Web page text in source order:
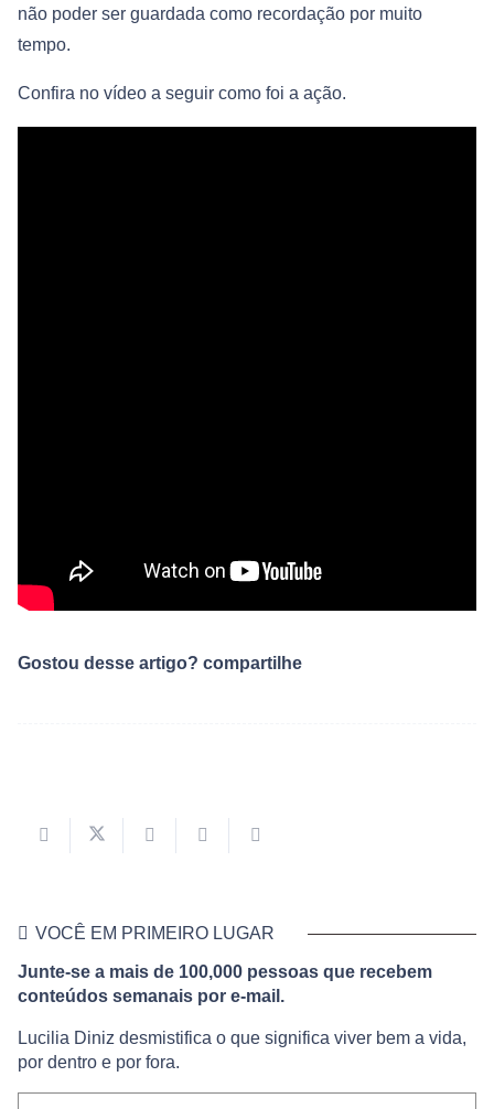
não poder ser guardada como recordação por muito
tempo.
Confira no vídeo a seguir como foi a ação.
Gostou desse artigo? compartilhe
VOCÊ EM PRIMEIRO LUGAR
Junte-se a mais de 100,000 pessoas que recebem
conteúdos semanais por e-mail.
Lucilia Diniz desmistifica o que significa viver bem a vida,
por dentro e por fora.